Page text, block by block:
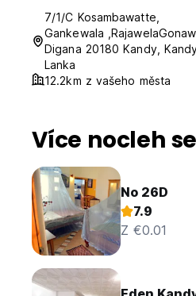
7/1/C Kosambawatte,
Gankewala
Digana 20180 Kandy,
Lanka
12.2km z vašeho města
Více nocleh
No 26D
7.9
Z €0.01